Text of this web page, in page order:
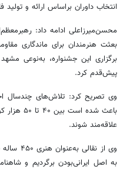
انتخاب داوران براساس ارائه و تولید
محسن‌میرزاعلی ادامه داد:
بعثت هنرمندان برای ماندگاری
برگزاری این جشنواره، به‌نوعی
پیش‌قدم کرد.
وی تصریح کرد: تلاش‌های چندسال
باعث شده
علاقه‌مند شوند.
وی از
به اصل ایرانی‌بودن برگردیم و